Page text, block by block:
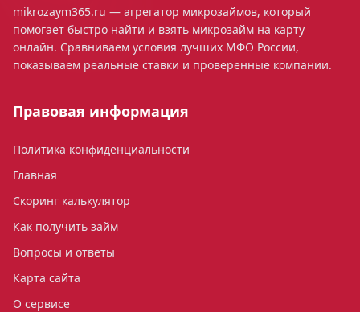
mikrozaym365.ru — агрегатор микрозаймов, который
помогает быстро найти и взять микрозайм на карту
онлайн. Сравниваем условия лучших МФО России,
показываем реальные ставки и проверенные компании.
Правовая информация
Политика конфиденциальности
Главная
Скоринг калькулятор
Как получить займ
Вопросы и ответы
Карта сайта
О сервисе